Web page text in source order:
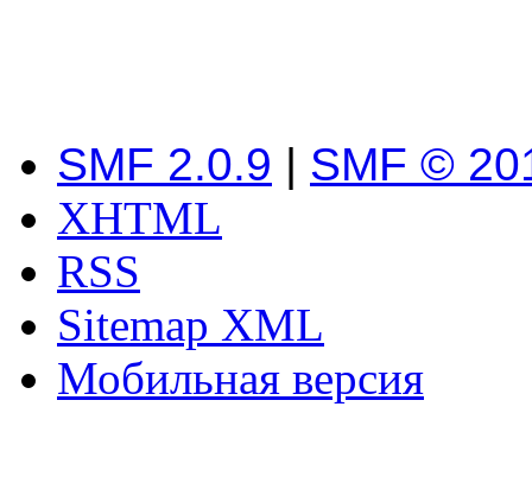
SMF 2.0.9 | SMF ©
XHTML
RSS
Sitemap XML
Мобильная версия